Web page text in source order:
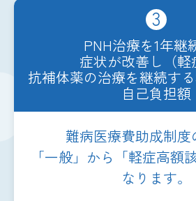
3
PNH治療を1年継
症状が改善し（軽
抗補体薬の治療を継続す
自己負担額
難病医療費助成制度
「一般」から「軽症高額
なります。